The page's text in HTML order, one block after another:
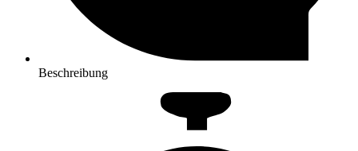
Beschreibung